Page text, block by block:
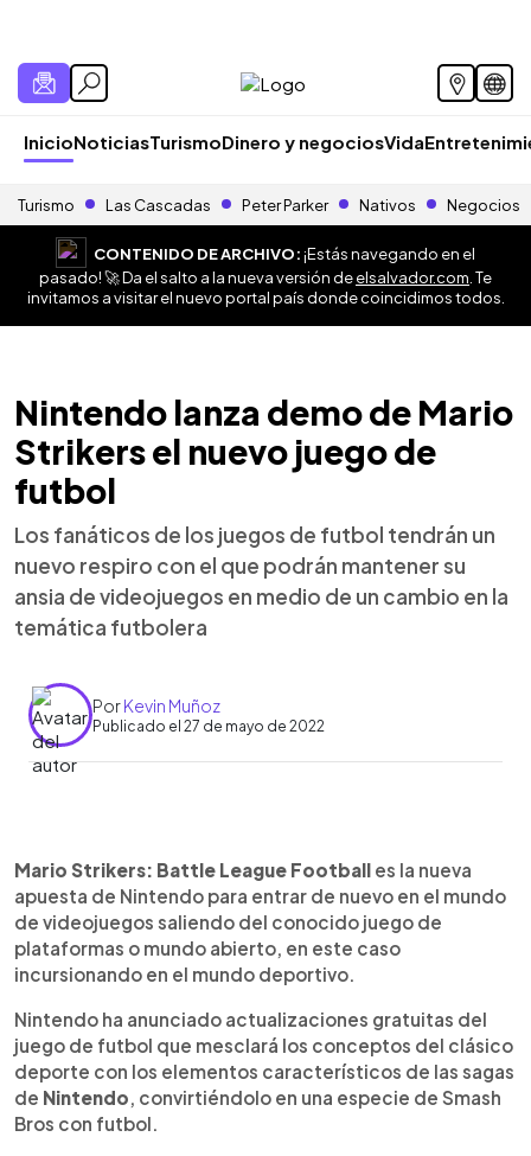
InicioNoticiasTurismoDinero y negociosVida
Turismo Las Cascadas Peter Parker Nativos Negocios
CONTENIDO DE ARCHIVO:¡Estás navegando en el
pasado! 🚀 Da el salto a la nueva versión deelsalvador.com . Te
invitamos a visitar el nuevo portal país donde coincidimos todos.
Nintendo lanza demo de Mario
Strikers el nuevo juego de
futbol
Los fanáticos de los juegos de futbol tendrán un
nuevo respiro con el que podrán mantener su
ansia de videojuegos en medio de un cambio en la
temática futbolera
PorKevin Muñoz
Publicado el 27 de mayo de 2022
► Escuchar artículo
Mario Strikers: Battle League Football es la nueva
apuesta de Nintendo para entrar de nuevo en el mundo
de videojuegos saliendo del conocido juego de
plataformas o mundo abierto, en este caso
incursionando en el mundo deportivo.
Nintendo ha anunciado actualizaciones gratuitas del
juego de futbol que mesclará los conceptos del clásico
deporte con los elementos característicos de las sagas
de Nintendo, convirtiéndolo en una especie de Smash
Bros con futbol.